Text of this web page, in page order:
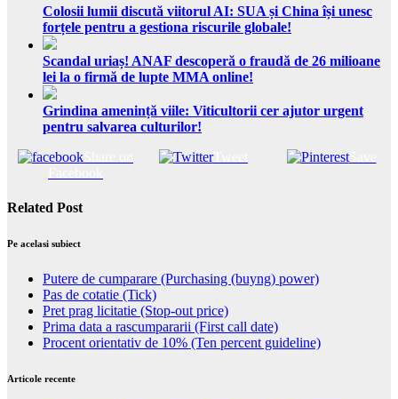
Colosii lumii discută viitorul AI: SUA și China își unesc
forțele pentru a gestiona riscurile globale!
Scandal uriaș! ANAF descoperă o fraudă de 26 milioane
lei la o firmă de lupte MMA online!
Grindina amenință viile: Viticultorii cer ajutor urgent
pentru salvarea culturilor!
Tweet Save
Related Post
Pe acelasi subiect
Putere de cumparare (Purchasing (buyng) power)
Pas de cotatie (Tick)
Pret prag licitatie (Stop-out price)
Prima data a rascumpararii (First call date)
Procent orientativ de 10% (Ten percent guideline)
Articole recente